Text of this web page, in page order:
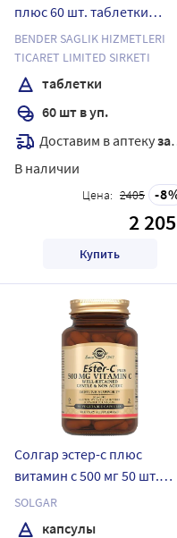
плюс 60 шт. таблетки
массой 1680 мг
BENDER SAGLIK HIZMETLERI
TICARET LIMITED SIRKETI
таблетки
60 шт в уп.
Доставим в аптекузавтра
В наличии
Цена: 2405 8
2 205
Купить
Солгар эстер-с плюс
витамин с 500 мг 50 шт.
капсулы массой 849 мг
SOLGAR
капсулы